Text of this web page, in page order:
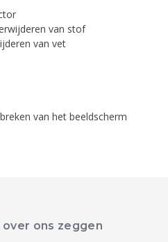
van stof
van vet
van het beeldscherm
ons zeggen